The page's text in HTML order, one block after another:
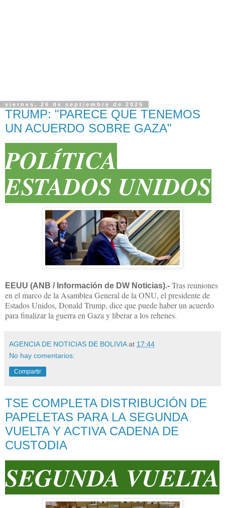
viernes, 26 de septiembre de 2025
TRUMP: "PARECE QUE TENEMOS
UN ACUERDO SOBRE GAZA"
POLÍTICA
ESTADOS UNIDOS
EEUU (ANB / Información de DW Noticias).- Tras reuniones
en el marco de la Asamblea General de la ONU, el presidente de
Estados Unidos, Donald Trump, dice que puede haber un acuerdo
para finalizar la guerra en Gaza y liberar a los rehenes.
AGENCIA DE NOTICIAS DE BOLIVIA at 17:44
No hay comentarios:
Compartir
TSE COMPLETA DISTRIBUCIÓN DE
PAPELETAS PARA LA SEGUNDA
VUELTA Y ACTIVA CADENA DE
CUSTODIA
SEGUNDA VUELTA